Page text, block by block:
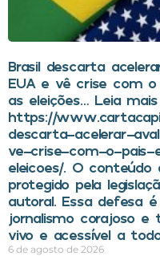
Brasil descarta
EUA e vê crise com
as eleições… Leia
https://
descarta-acelerar-
ve-crise-com-o-
eleicoes/. O
protegido pela
autoral. Essa defesa
jornalismo corajoso e
vivo e acessível a
6 de agosto de 2026